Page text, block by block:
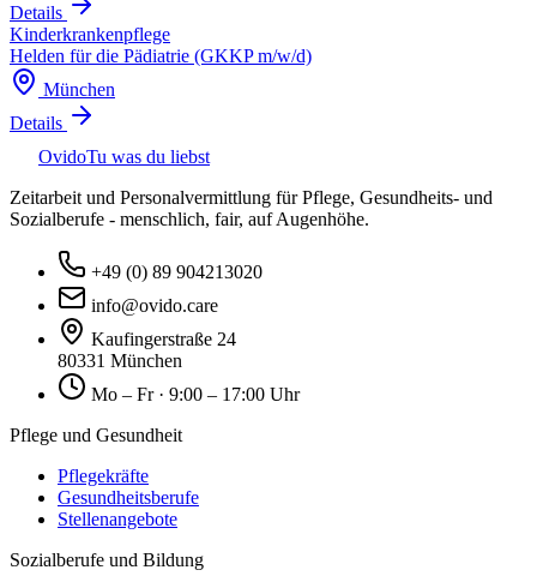
Details
Kinderkrankenpflege
Helden für die Pädiatrie (GKKP m/w/d)
München
Details
OvidoTu was du liebst
Zeitarbeit und Personalvermittlung für Pflege, Gesundheits- und
Sozialberufe - menschlich, fair, auf Augenhöhe.
+49 (0) 89 904213020
info@ovido.care
Kaufingerstraße 24
80331 München
Mo – Fr · 9:00 – 17:00 Uhr
Pflege und Gesundheit
Pflegekräfte
Gesundheitsberufe
Stellenangebote
Sozialberufe und Bildung